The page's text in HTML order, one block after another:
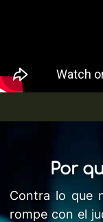
Por
Contra lo que
rompe con el